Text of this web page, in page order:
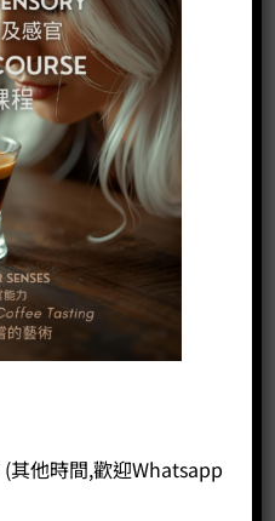
其他時間,歡迎Whatsapp